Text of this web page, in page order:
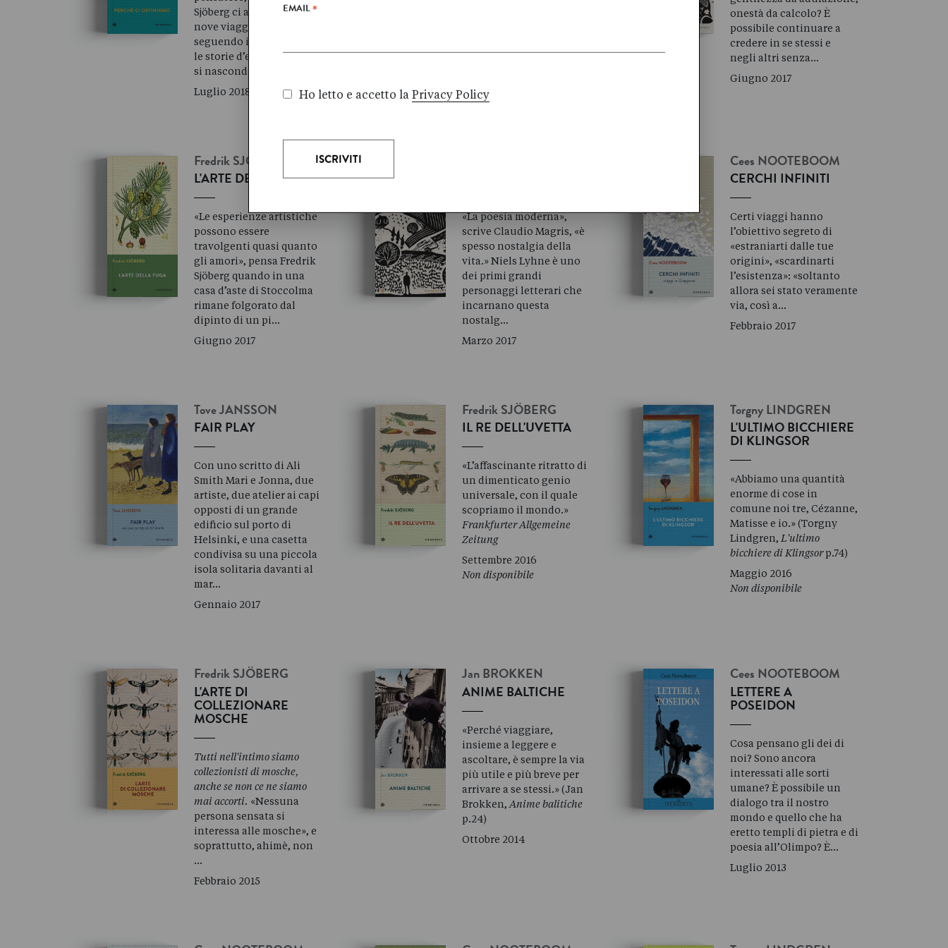
Sjöberg ci accompagna in
nove viaggi di scoperta
seguendo il suo fiuto per
le storie d’eccezione che
si nascondono dietr…
Luglio 2018
rimane folgorato da …
onestà da calcolo? È
possibile continuare a
credere in se stessi e
negli altri senza…
Giugno 2017
Fredrik SJÖBERG
L'ARTE DELLA FUGA
«Le esperienze artistiche
possono essere
travolgenti quasi quanto
gli amori», pensa Fredrik
Sjöberg quando in una
casa d’aste di Stoccolma
rimane folgorato dal
dipinto di un pi…
Giugno 2017
«La poesia moderna»,
scrive Claudio Magris, «è
spesso nostalgia della
vita.» Niels Lyhne è uno
dei primi grandi
personaggi letterari che
incarnano questa
nostalg…
Marzo 2017
Cees NOOTEBOOM
CERCHI INFINITI
Certi viaggi hanno
l’obiettivo segreto di
«estraniarti dalle tue
origini», «scardinarti
l’esistenza»: «soltanto
allora sei stato veramente
via, così a…
Febbraio 2017
ToveJANSSON
FAIR PLAY
Con uno scritto di Ali
Smith Mari e Jonna, due
artiste, due atelier ai capi
opposti di un grande
edificio sul porto di
Helsinki, e una casetta
condivisa su una piccola
isola solitaria davanti al
mar…
Gennaio 2017
Fredrik SJÖBERG
IL RE DELL'UVETTA
«L’affascinante ritratto di
un dimenticato genio
universale, con il quale
scopriamo il mondo.»
Frankfurter Allgemeine
Zeitung
Settembre 2016
Non disponibile
Torgny LINDGREN
L'ULTIMO BICCHIERE
DI KLINGSOR
«Abbiamo una quantità
enorme di cose in
comune noi tre, Cézanne,
Matisse e io.» (Torgny
Lindgren,L'ultimo
bicchiere di Klingsorp.74)
Maggio 2016
Non disponibile
Fredrik SJÖBERG
L'ARTE DI
COLLEZIONARE
MOSCHE
Tutti nell'intimo siamo
collezionisti di mosche,
anche se non ce ne siamo
mai accorti. «Nessuna
persona sensata si
interessa alle mosche», e
soprattutto, ahimè, non
…
Febbraio 2015
Jan BROKKEN
ANIME BALTICHE
«Perché viaggiare,
insieme a leggere e
ascoltare, è sempre la via
più utile e più breve per
arrivare a se stessi.» (Jan
Brokken,Anime balitiche
p.24)
Ottobre 2014
Cees NOOTEBOOM
LETTERE A
POSEIDON
Cosa pensano gli dei di
noi? Sono ancora
interessati alle sorti
umane? È possibile un
dialogo tra il nostro
mondo e quello che ha
eretto templi di pietra e di
poesia all’Olimpo? È…
Luglio 2013
EMAIL *
Ho letto e accetto la Privacy Policy